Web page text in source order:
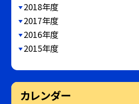
2018年度
2017年度
2016年度
2015年度
カレンダー